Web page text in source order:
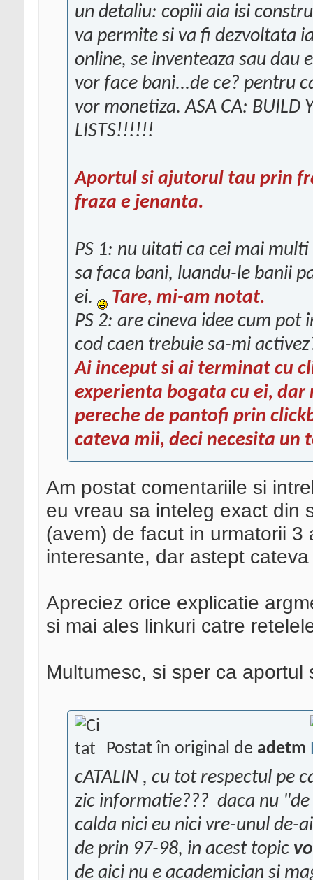
un detaliu: copiii aia isi
va permite si va fi dezvoltata
online, se inventeaza sau dau
vor face bani...de ce? pentru
vor monetiza. ASA CA: BUILD
LISTS!!!!!!
Aportul si ajutorul tau prin
fraza e jenanta.
PS 1: nu uitati ca cei mai
sa faca bani, luandu-le banii
ei.
Tare, mi-am notat.
PS 2: are cineva idee cum pot
cod caen trebuie sa-mi
Ai inceput si ai terminat cu
experienta bogata cu ei, dar
pereche de pantofi prin
cateva mii, deci necesita un
Am postat comentariile si
eu vreau sa inteleg exact din
(avem) de facut in urmatorii
interesante, dar astept
Apreciez orice explicatie
si mai ales linkuri catre
Multumesc, si sper ca
Postat în original de adetm
cATALIN , cu tot respectul pe
zic informatie??? daca nu
calda nici eu nici vre-unul de-
de prin 97-98, in acest topic
de aici nu e academician si